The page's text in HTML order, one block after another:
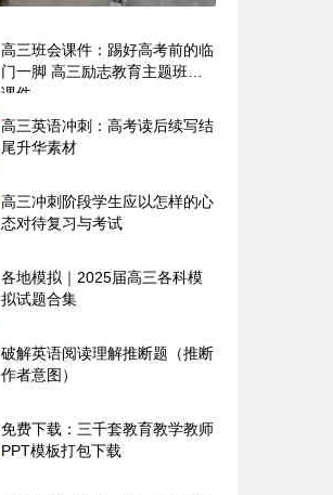
高三班会课件：踢好高考前的临
门一脚 高三励志教育主题班会
课件
高三英语冲刺：高考读后续写结
尾升华素材
高三冲刺阶段学生应以怎样的心
态对待复习与考试
各地模拟｜2025届高三各科模
拟试题合集
破解英语阅读理解推断题（推断
作者意图）
免费下载：三千套教育教学教师
PPT模板打包下载